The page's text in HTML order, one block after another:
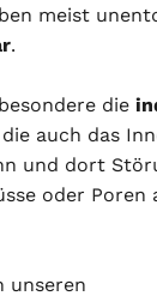
meist
.
die
die auch das
und dort
oder Poren
unseren